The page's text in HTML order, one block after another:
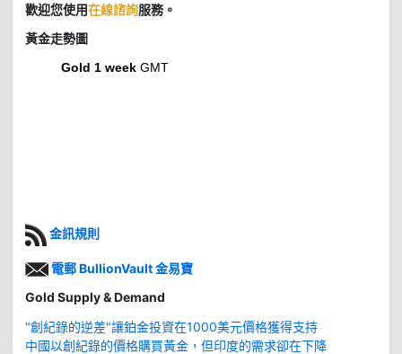
歡迎您使用在線諮詢服務。
黃金走勢圖
Gold 1 week GMT
金訊規則
電郵 BullionVault 金易寶
Gold Supply & Demand
"創紀錄的逆差"讓鉑金投資在1000美元價格獲得支持
中國以創紀錄的價格購買黃金，但印度的需求卻在下降